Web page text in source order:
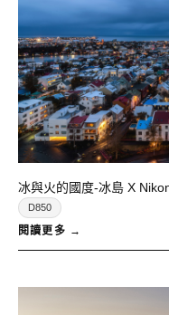
冰與火的國度-冰島 X
D850